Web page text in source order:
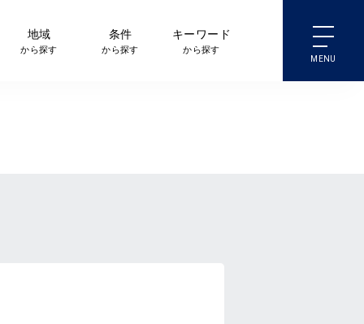
地域
から探す
条件
から探す
キーワード
から探す